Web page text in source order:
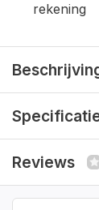
rekening
Reviews